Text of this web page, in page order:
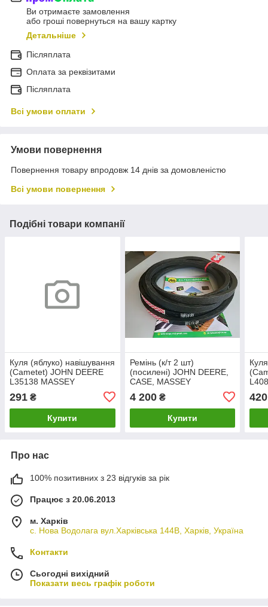
Ви отримаєте замовлення
або гроші повернуться на вашу картку
Детальніше
Післяплата
Оплата за реквізитами
Післяплата
Всі умови оплати
Умови повернення
Повернення товару впродовж 14 днів за домовленістю
Всі умови повернення
Подібні товари компанії
Куля (яблуко) навішування
(Cametet) JOHN DEERE
L35138 MASSEY
FERGUSON 3042429M1
291 ₴
Купити
Ремінь (к/т 2 шт)
(посилені) JOHN DEERE,
CASE, MASSEY
(Cametet) JOHN DEERE
AH160080 MASSEY
FERGUSON 1617331M1
4 200₴
Купити
420
Про нас
100% позитивних з 23 відгуків за рік
Працює з 20.06.2013
м. Харків
с. Нова Водолага вул.Харківська 144В, Харків, Україна
Контакти
Сьогодні вихідний
Показати весь графік роботи